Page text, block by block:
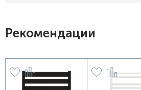
Рекомендации